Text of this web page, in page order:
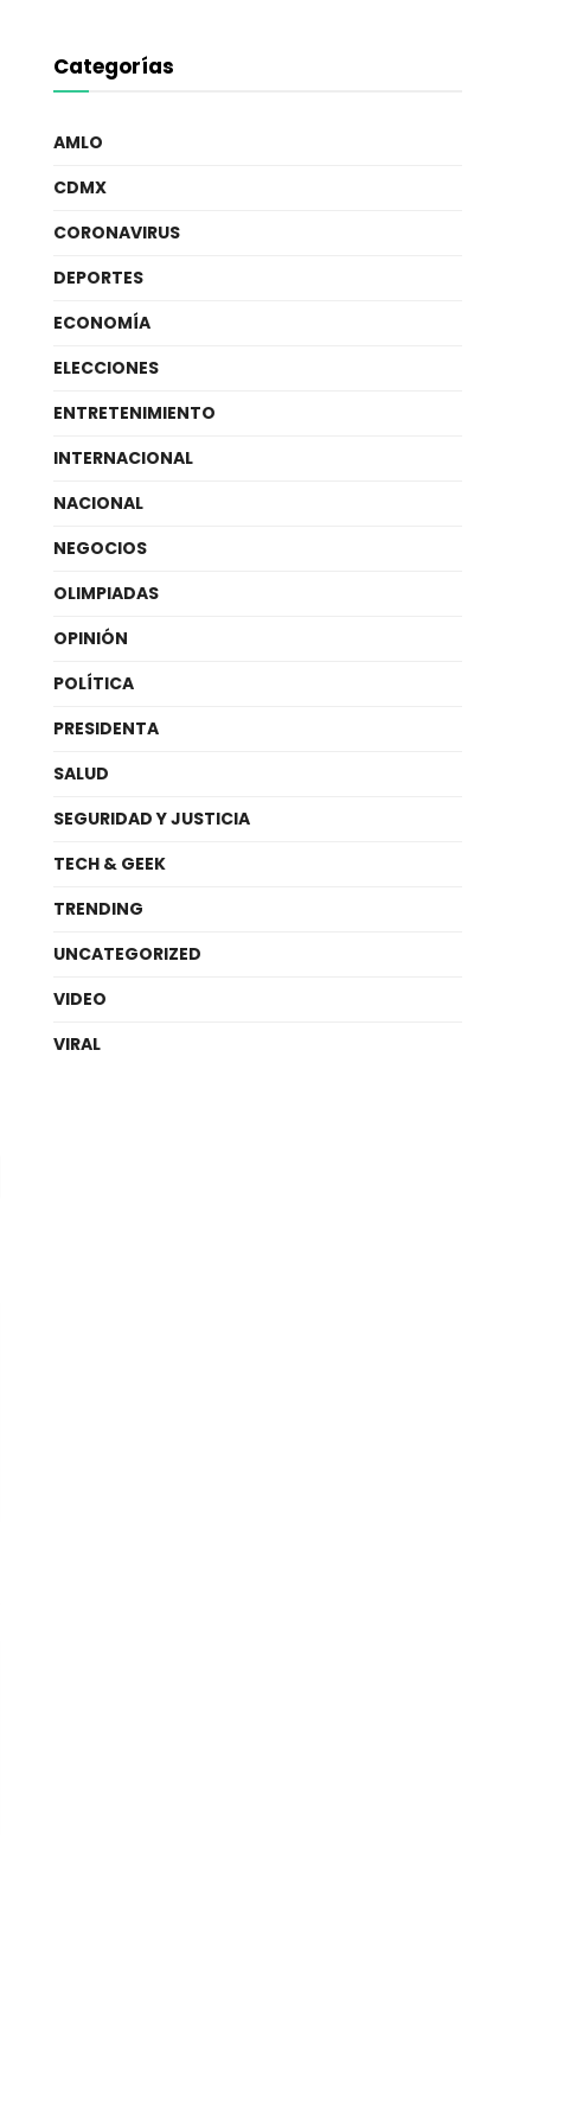
Categorías
AMLO
CDMX
CORONAVIRUS
DEPORTES
ECONOMÍA
ELECCIONES
ENTRETENIMIENTO
INTERNACIONAL
NACIONAL
NEGOCIOS
OLIMPIADAS
OPINIÓN
POLÍTICA
PRESIDENTA
SALUD
SEGURIDAD Y JUSTICIA
TECH & GEEK
TRENDING
UNCATEGORIZED
VIDEO
VIRAL